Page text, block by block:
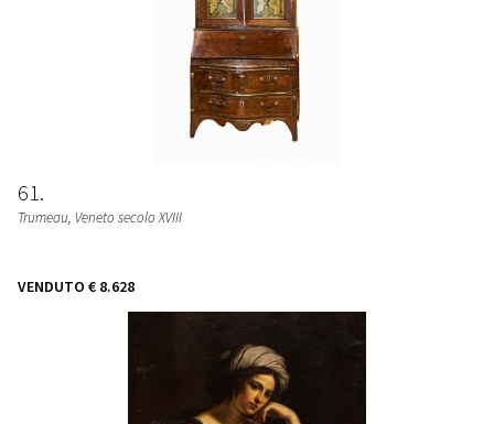
61
Trumeau, Veneto secolo XVIII
VENDUTO € 8.628